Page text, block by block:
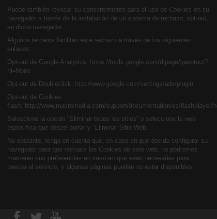
Puede también revocar su consentimiento para el uso de Cookies en su
navegador a través de la instalación de un sistema de rechazo, opt-out,
en dicho navegador.
Algunos terceros facilitan este rechazo a través de los siguientes
enlaces:
Opt-out de Google Analytics: https://tools.google.com/dlpage/gaoptout?
hl=None
Opt-out de Doubleclick: http://www.google.com/settings/ads/plugin
Opt-out de Cookies
flash: http://www.macromedia.com/support/documentation/es/flashplayer/
Seleccione la opción “Eliminar todos los sitios” o seleccione la web
específica que desee borrar y “Eliminar Sitio Web”.
No obstante, tenga en cuenta que, en caso en que decida configurar su
navegador para que rechace las Cookies de este web, no podremos
mantener sus preferencias en caso en que sean necesarias para
prestar el servicio, y algunas páginas pueden no estar disponibles.